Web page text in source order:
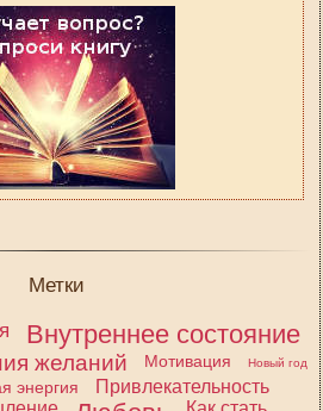
Метки
Внутреннее состояние
желаний Мотивация Новый год
энергия
Привлекательность